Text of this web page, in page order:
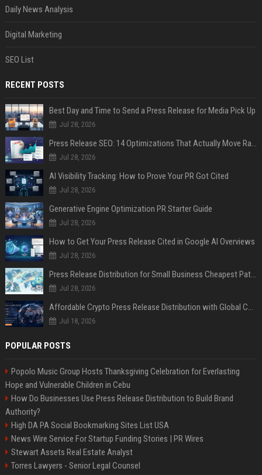
Daily News Analysis
Digital Marketing
SEO List
RECENT POSTS
Best Day and Time to Send a Press Release for Media Pick Up
Jul 28, 2026
Press Release SEO: 14 Optimizations That Actually Move Rankings
Jul 28, 2026
AI Visibility Tracking: How to Prove Your PR Got Cited
Jul 28, 2026
Generative Engine Optimization PR Starter Guide
Jul 28, 2026
How to Get Your Press Release Cited in Google AI Overviews
Jul 28, 2026
Press Release Distribution for Small Business Cheapest Path to Real Coverage
Jul 28, 2026
Affordable Crypto Press Release Distribution with Global Coverage
Jul 18, 2026
POPULAR POSTS
Popolo Music Group Hosts Thanksgiving Celebration for Everlasting
Hope and Vulnerable Children in Cebu
How Do Businesses Use Press Release Distribution to Build Brand
Authority?
High DA PA Social Bookmarking Sites List USA
News Wire Service For Startup Funding Stories | PR Wires
Stewart Assets Real Estate Analyst
Torres Lawyers - Senior Legal Counsel